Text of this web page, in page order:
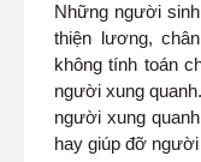
Những người
thiện lương,
không tính toán
người xung
người xung
hay giúp đỡ